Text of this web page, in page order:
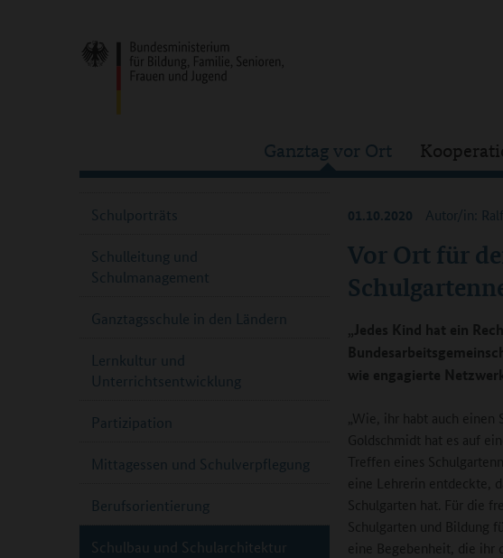
Ganztag vor Ort
Vor Ort für
01.10.2020 Autor/in:
„Jedes Kind hat ein
wie engagierte
„Wie, ihr habt auch einen
Goldschmidt hat es auf
Treffen eines
eine Lehrerin entdeckte,
Schulgarten hat. Für die
Schulgarten und Bildung
eine Begebenheit, die ihr
Schulporträts
Schulleitung und
Schulmanagement
Ganztagsschule in den Ländern
Lernkultur und
Unterrichtsentwicklung
Partizipation
Mittagessen und Schulverpflegung
Berufsorientierung
Schulbau und Schularchitektur